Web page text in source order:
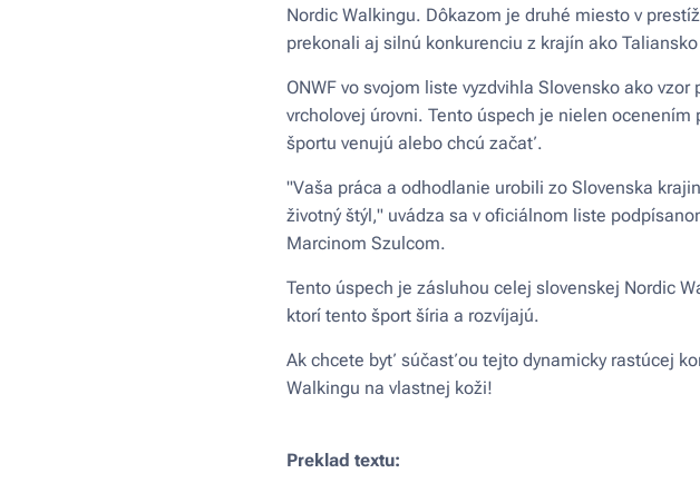
Nordic Walkingu. Dôkazom je druhé miesto v
prekonali aj silnú konkurenciu z krajín ako
ONWF vo svojom liste vyzdvihla Slovensko ako
vrcholovej úrovni. Tento úspech je nielen
športu venujú alebo chcú začať.
"Vaša práca a odhodlanie urobili zo Slovenska
životný štýl," uvádza sa v oficiálnom liste
Marcinom Szulcom.
Tento úspech je zásluhou celej slovenskej Nordic
ktorí tento šport šíria a rozvíjajú.
Ak chcete byť súčasťou tejto dynamicky rastúcej
Walkingu na vlastnej koži!
Preklad textu: